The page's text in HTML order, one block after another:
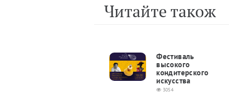
Читайте також
Фестиваль
высокого
кондитерского
искусства
3054